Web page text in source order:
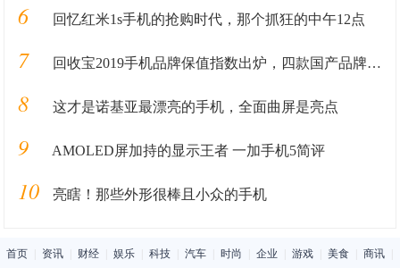
6 回忆红米1s手机的抢购时代，那个抓狂的中午12点
7 回收宝2019手机品牌保值指数出炉，四款国产品牌保值率超华为
8 这才是诺基亚最漂亮的手机，全面曲屏是亮点
9 AMOLED屏加持的显示王者 一加手机5简评
10 亮瞎！那些外形很棒且小众的手机
首页 资讯 财经 娱乐 科技 汽车 时尚 企业 游戏 美食 商讯